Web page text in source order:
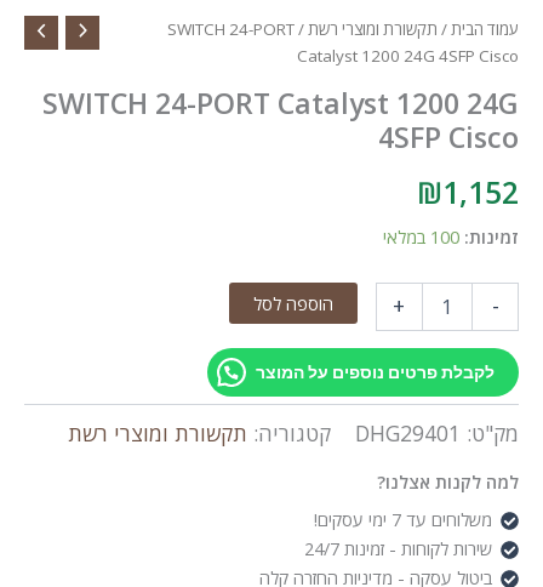
עמוד הבית/ תקשורת ומוצרי רשת
/ SWITCH 24-PORT
Catalyst 1200 24G 4SFP Cisco
SWITCH 24-PORT Catalyst 1200 24G
4SFP Cisco
₪1,152
זמינות: 100 במלאי
-
24-
PORT
1200
4SFP
Cisco
+ הוספה לסל
לקבלת פרטים נוספים על המוצר
מק"ט: DHG29401 קטגוריה: תקשורת ומוצרי רשת
למה לקנות אצלנו?
משלוחים עד 7 ימי עסקים!
שירות לקוחות - זמינות 24/7
ביטול עסקה - מדיניות החזרה קלה